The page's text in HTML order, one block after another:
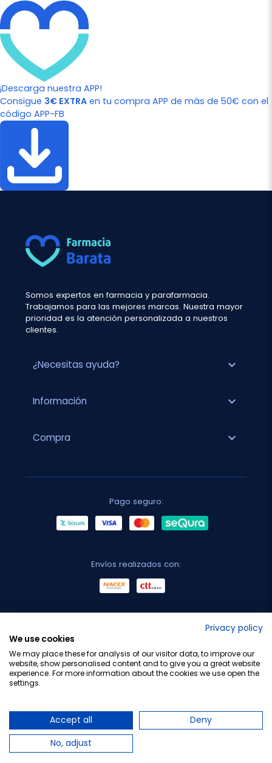
¡Descarga nuestra APP!
Consigue 3€ EXTRA en tu compra APP de más de 50€ con el
código APP-FB
Somos expertos en farmacia y parafarmacia.
Trabajamos para las mejores marcas. Nuestra mayor
prioridad es la atención personalizada a nuestros
clientes.
¿Necesitas ayuda? expand_more
Información expand_more
Compra expand_more
Pago seguro:
Envíos realizados con:
Privacy policy
We use cookies
We may place these for analysis of our visitor data, to improve our
website, show personalised content and to give you a great website
experience. For more information about the cookies we use open the
settings.
Accept all
Deny
No, adjust